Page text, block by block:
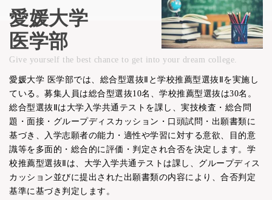
愛媛大学
医学部
Give yourself the best chance to get into your dream college.
愛媛大学 医学部では、総合型選抜Ⅱと学校推薦型選抜Ⅱを実施し
ている。募集人員は総合型選抜10名、学校推薦型選抜は30名。
総合型選抜Ⅱは大学入学共通テストを課し、実技検査・総合問
題・面接・グループディスカッション・口頭試問・出願書類に
基づき、入学志願者の能力・適性や学習に対する意欲、目的意
識等を多面的・総合的に評価・判定され合否を決定します。学
校推薦型選抜Ⅱは、大学入学共通テストは課し、グループディス
カッション並びに提出された出願書類の内容により、合否判定
基準に基づき判定します。